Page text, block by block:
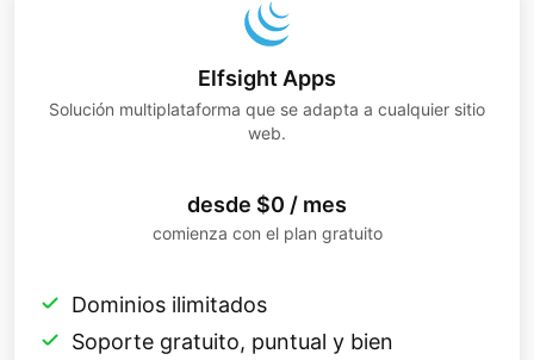
Elfsight Apps
Solución multiplataforma que se adapta a cualquier sitio
web.
desde $0 / mes
comienza con el plan gratuito
Dominios ilimitados
Soporte gratuito, puntual y bien